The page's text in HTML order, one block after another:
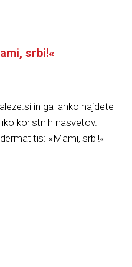
srbi!«
in ga lahko najdete
koristnih nasvetov.
»Mami, srbi!«